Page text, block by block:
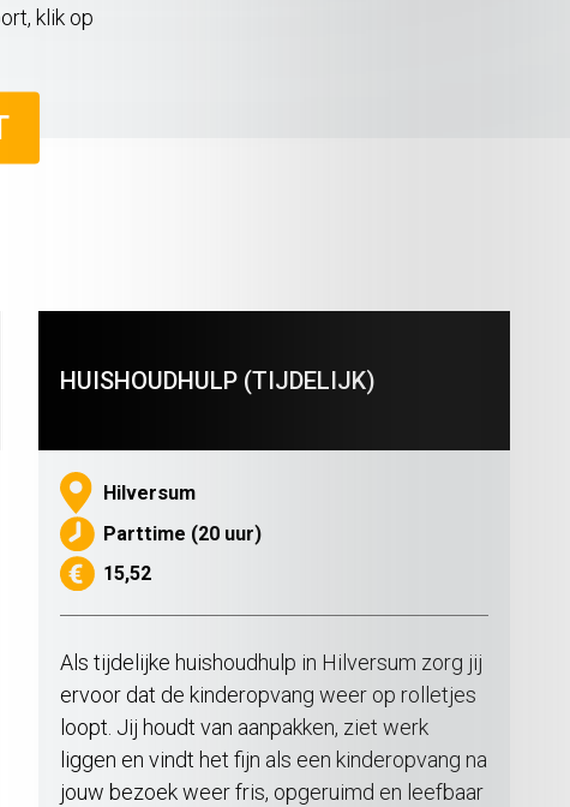
klik op
HUISHOUDHULP (TIJDELIJK)
Hilversum
Parttime (20 uur)
15,52
Als tijdelijke huishoudhulp in Hilversum zorg jij
ervoor dat de kinderopvang weer op rolletjes
loopt. Jij houdt van aanpakken, ziet werk
liggen en vindt het fijn als een kinderopvang na
jouw bezoek weer fris, opgeruimd en leefbaar